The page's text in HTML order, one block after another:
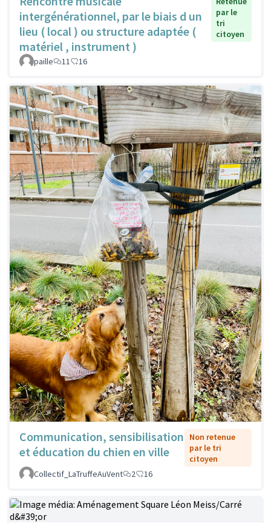
intergénérationnel, par le biais d un
lieu ( local ) ou structure adaptée (
matériel , instrument )
par le
tri
citoyen
paille 11 16
Communication, sensibilisation
et éducation du chien en ville
Non retenue
par le tri
citoyen
Collectif_LaTruffeAuVent
2 16